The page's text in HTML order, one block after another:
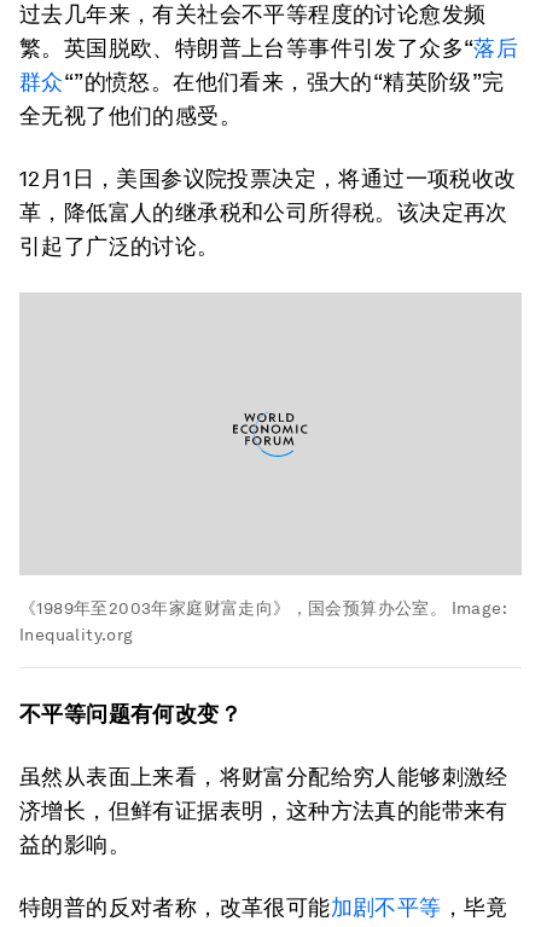
过去几年来，有关社会不平等程度的讨论愈发频
繁。英国脱欧、特朗普上台等事件引发了众多“落后
群众“”的愤怒。在他们看来，强大的“精英阶级”完
全无视了他们的感受。
12月1日，美国参议院投票决定，将通过一项税收改
革，降低富人的继承税和公司所得税。该决定再次
引起了广泛的讨论。
《1989年至2003年家庭财富走向》，国会预算办公室。
Image:
Inequality.org
不平等问题有何改变？
虽然从表面上来看，将财富分配给穷人能够刺激经
济增长，但鲜有证据表明，这种方法真的能带来有
益的影响。
特朗普的反对者称，改革很可能加剧不平等 ，毕竟